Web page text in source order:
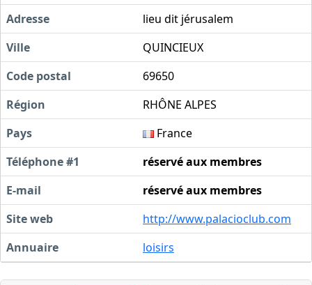
Adresse
lieu dit jérusalem
Ville
QUINCIEUX
Code postal
69650
Région
RHÔNE ALPES
Pays
France
Téléphone #1
réservé aux membres
E-mail
réservé aux membres
Site web
http://www.palacioclub.com
Annuaire
loisirs